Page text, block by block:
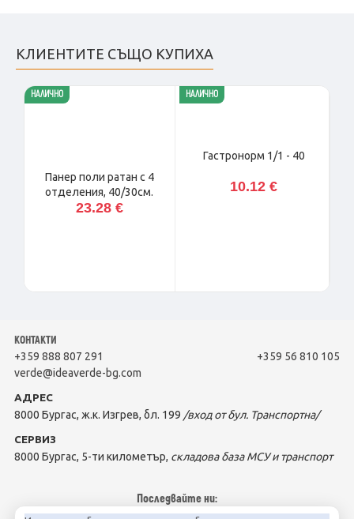
КЛИЕНТИТЕ СЪЩО КУПИХА
НАЛИЧНО
Панер поли ратан с 4
отделения, 40/30см.
23.28 €
НАЛИЧНО
Гастронорм 1/1 - 40
10.12 €
КОНТАКТИ
+359 888 807 291
+359 56 810 105
verde@ideaverde-bg.com
АДРЕС
8000 Бургас, ж.к. Изгрев, бл. 199 /вход от бул. Транспортна/
СЕРВИЗ
8000 Бургас, 5-ти километър, складова база МСУ и транспорт
Последвайте ни: